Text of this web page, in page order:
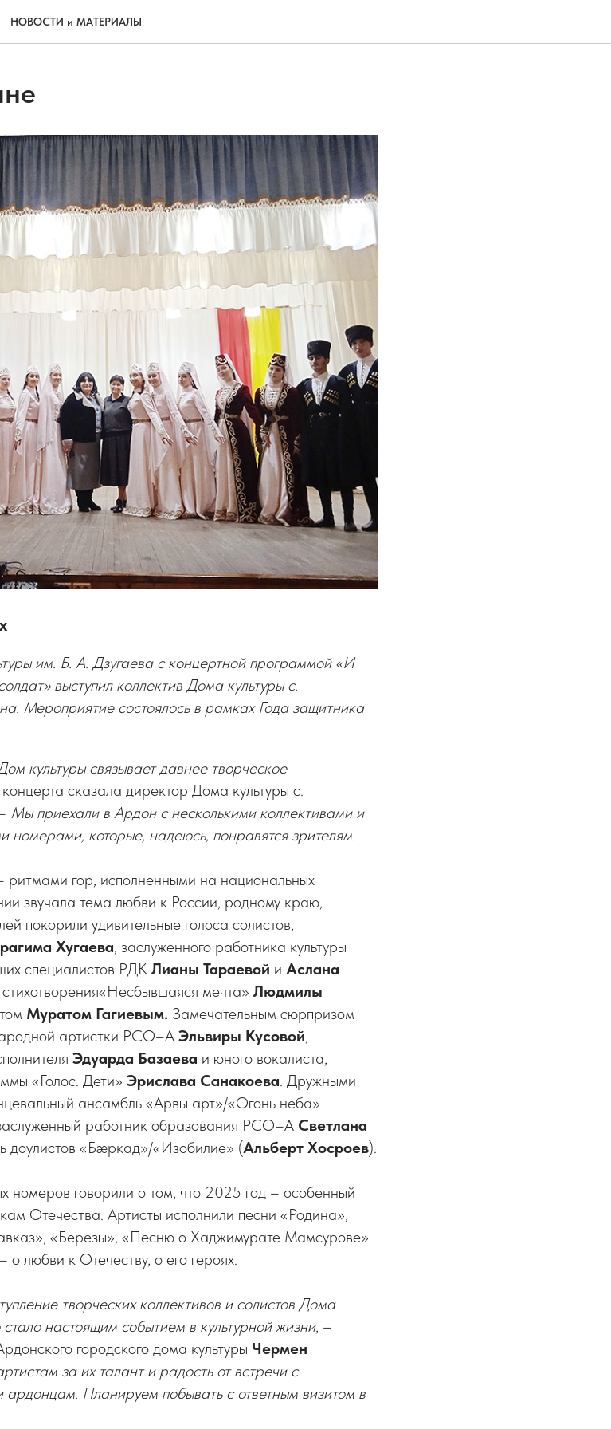
НОВОСТИ и МАТЕРИАЛЫ
им. Б. А. Дзугаева с концертной программой «И
выступил коллектив Дома культуры с.
Мероприятие состоялось в рамках Года защитника
культуры связывает давнее творческое
сказала директор Дома культуры с.
Мы приехали в Ардон с несколькими коллективами и
номерами, которые, надеюсь, понравятся зрителям.
ритмами гор, исполненными на национальных
звучала тема любви к России, родному краю,
покорили удивительные голоса солистов,
Хугаева, заслуженного работника культуры
специалистов РДК Лианы Тараевой и Аслана
мечта» Людмилы
Муратом Гагиевым. Замечательным сюрпризом
артистки РСО–А Эльвиры Кусовой,
Эдуарда Базаева и юного вокалиста,
«Голос. Дети» Эрислава Санакоева. Дружными
ансамбль «Арвы арт»/«Огонь неба»
работник образования РСО–А Светлана
доулистов «Бæркад»/«Изобилие» (Альберт Хосроев).
номеров говорили о том, что 2025 год – особенный
Отечества. Артисты исполнили песни «Родина»,
«Березы», «Песню о Хаджимурате Мамсурове»
о любви к Отечеству, о его героях.
творческих коллективов и солистов Дома
настоящим событием в культурной жизни, –
городского дома культуры Чермен
за их талант и радость от встречи с
ардонцам. Планируем побывать с ответным визитом в